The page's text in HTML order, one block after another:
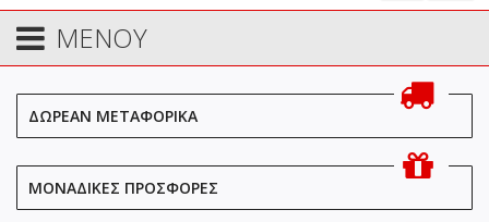
ΜΕΝΟΥ
ΔΩΡΕΑΝ ΜΕΤΑΦΟΡΙΚΑ
ΜΟΝΑΔΙΚΕΣ ΠΡΟΣΦΟΡΕΣ